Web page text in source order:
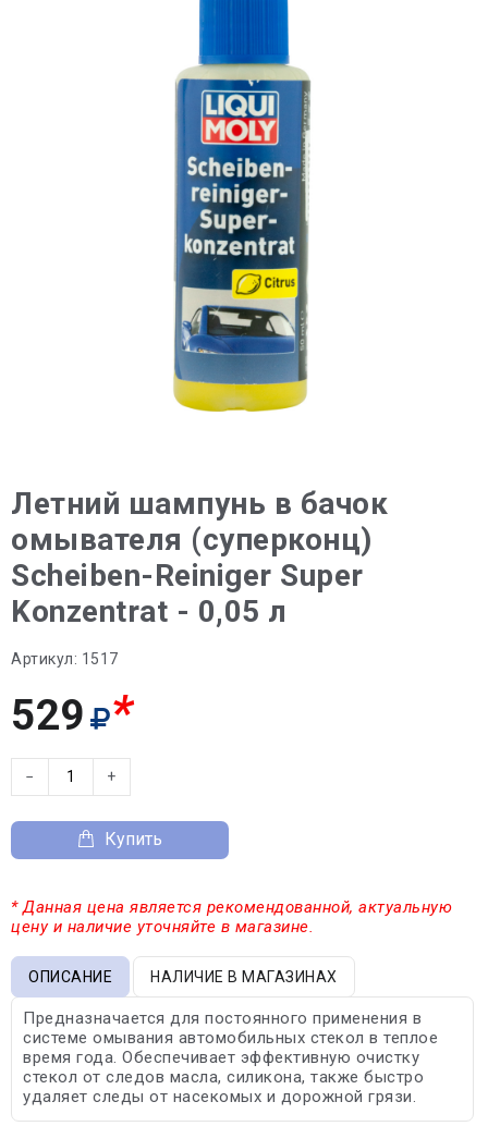
Летний шампунь в бачок
омывателя (суперконц)
Scheiben-Reiniger Super
Konzentrat - 0,05 л
Артикул: 1517
529 *
− +
Купить
* Данная цена является рекомендованной, актуальную
цену и наличие уточняйте в магазине.
ОПИСАНИЕ НАЛИЧИЕ В МАГАЗИНАХ
Предназначается для постоянного применения в
системе омывания автомобильных стекол в теплое
время года. Обеспечивает эффективную очистку
стекол от следов масла, силикона, также быстро
удаляет следы от насекомых и дорожной грязи.